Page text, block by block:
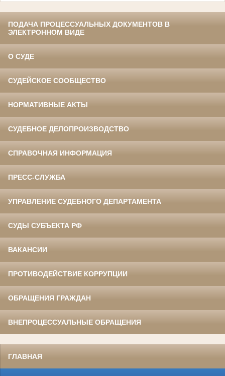
ПОДАЧА ПРОЦЕССУАЛЬНЫХ ДОКУМЕНТОВ В
ЭЛЕКТРОННОМ ВИДЕ
О СУДЕ
СУДЕЙСКОЕ СООБЩЕСТВО
НОРМАТИВНЫЕ АКТЫ
СУДЕБНОЕ ДЕЛОПРОИЗВОДСТВО
СПРАВОЧНАЯ ИНФОРМАЦИЯ
ПРЕСС-СЛУЖБА
УПРАВЛЕНИЕ СУДЕБНОГО ДЕПАРТАМЕНТА
СУДЫ СУБЪЕКТА РФ
ВАКАНСИИ
ПРОТИВОДЕЙСТВИЕ КОРРУПЦИИ
ОБРАЩЕНИЯ ГРАЖДАН
ВНЕПРОЦЕССУАЛЬНЫЕ ОБРАЩЕНИЯ
ГЛАВНАЯ